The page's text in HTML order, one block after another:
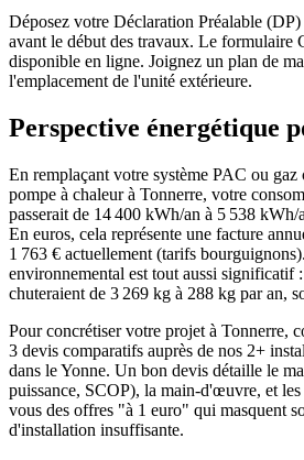
Déposez votre Déclaration Préalable
avant le début des travaux. Le formulaire
disponible en ligne. Joignez un plan de
l'emplacement de l'unité extérieure.
Perspective énergétique
En remplaçant votre système PAC ou gaz
pompe à chaleur à Tonnerre, votre
passerait de 14 400 kWh/an à 5 538
En euros, cela représente une facture
1 763 € actuellement (tarifs
environnemental est tout aussi significatif
chuteraient de 3 269 kg à 288 kg par an,
Pour concrétiser votre projet à Tonnerre,
3 devis comparatifs auprès de nos 2+
dans le Yonne. Un bon devis détaille le
puissance, SCOP), la main-d'œuvre, et
vous des offres "à 1 euro" qui masquent
d'installation insuffisante.